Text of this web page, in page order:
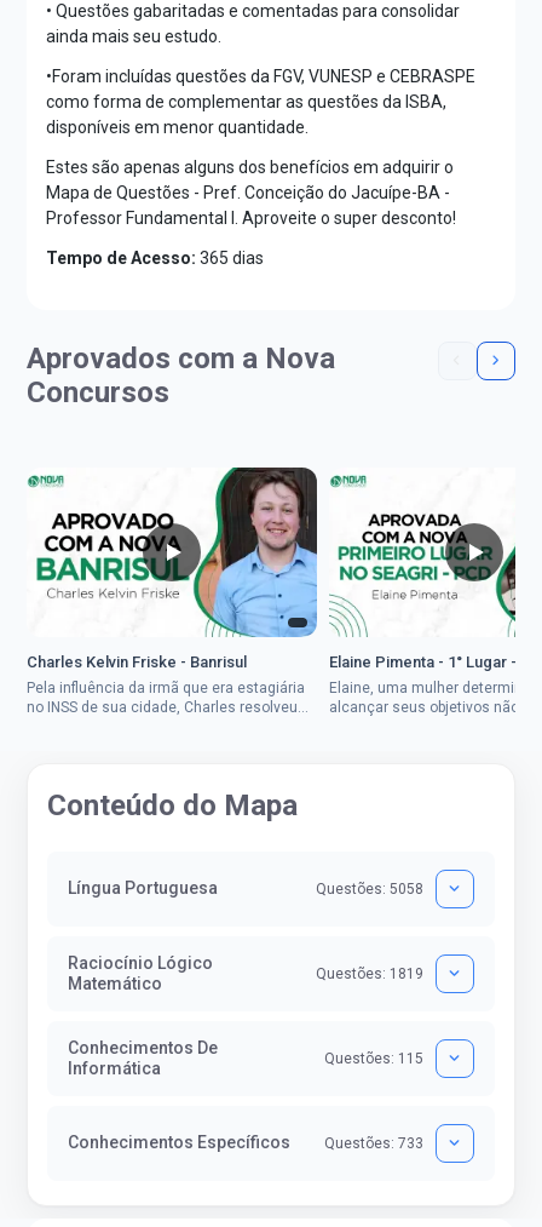
• Questões gabaritadas e comentadas para consolidar
ainda mais seu estudo.
•Foram incluídas questões da FGV, VUNESP e CEBRASPE
como forma de complementar as questões da ISBA,
disponíveis em menor quantidade.
Estes são apenas alguns dos benefícios em adquirir o
Mapa de Questões - Pref. Conceição do Jacuípe-BA -
Professor Fundamental I. Aproveite o super desconto!
Tempo de Acesso: 365 dias
Aprovados com a Nova
Concursos
Charles Kelvin Friske - Banrisul
Pela influência da irmã que era estagiária
no INSS de sua cidade, Charles resolveu
Elaine Pimenta - 1° Lugar -
Elaine, uma mulher
alcançar seus objetivos não
Conteúdo do Mapa
Língua Portuguesa Questões: 5058
Raciocínio Lógico
Matemático
Questões: 1819
Conhecimentos De
Informática
Questões: 115
Conhecimentos Específicos Questões: 733